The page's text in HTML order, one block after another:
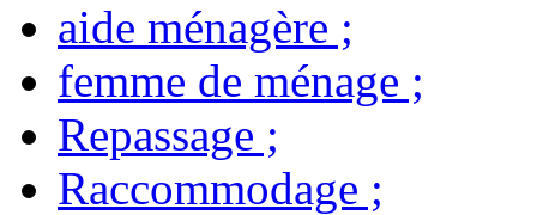
aide ménagère ;
femme de ménage ;
Repassage ;
Raccommodage ;